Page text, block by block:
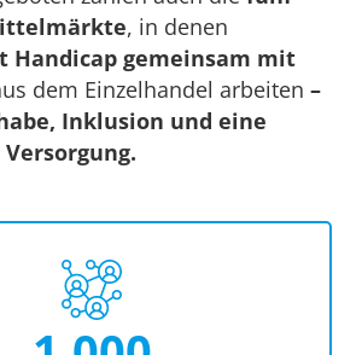
, in denen
Handicap gemeinsam mit
dem Einzelhandel arbeiten –
Inklusion und eine